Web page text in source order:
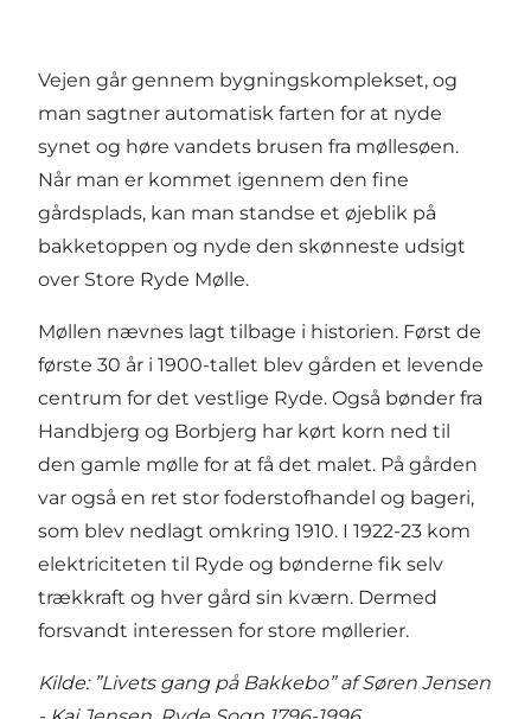
Vejen går gennem bygningskomplekset, og
man sagtner automatisk farten for at nyde
synet og høre vandets brusen fra møllesøen.
Når man er kommet igennem den fine
gårdsplads, kan man standse et øjeblik på
bakketoppen og nyde den skønneste udsigt
over Store Ryde Mølle.
Møllen nævnes lagt tilbage i historien. Først de
første 30 år i 1900-tallet blev gården et levende
centrum for det vestlige Ryde. Også bønder fra
Handbjerg og Borbjerg har kørt korn ned til
den gamle mølle for at få det malet. På gården
var også en ret stor foderstofhandel og bageri,
som blev nedlagt omkring 1910. I 1922-23 kom
elektriciteten til Ryde og bønderne fik selv
trækkraft og hver gård sin kværn. Dermed
forsvandt interessen for store møllerier.
Kilde: ”Livets gang på Bakkebo” af Søren Jensen